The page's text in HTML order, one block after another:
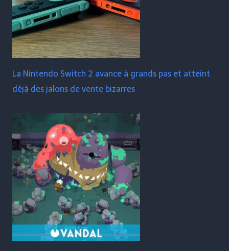
La Nintendo Switch 2 avance à grands pas et atteint
déjà des jalons de vente bizarres